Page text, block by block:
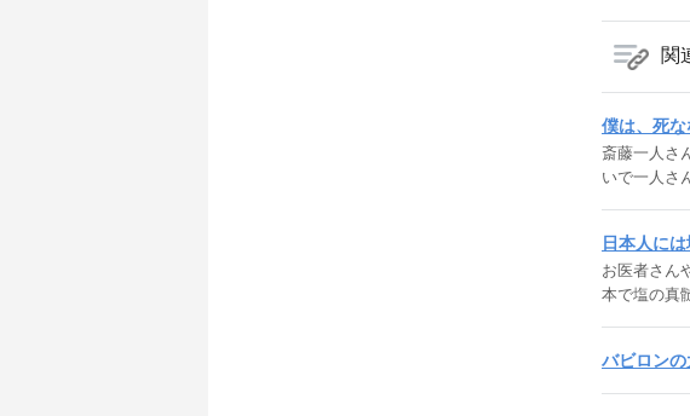
関
僕は、死な
斎藤一人さ
いで一人さ
日本人に
お医者さん
本で塩の真
バビロン